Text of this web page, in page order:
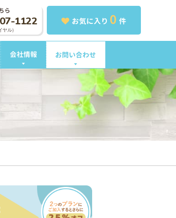
お気に入り 0 件
ら
1122
ル）
会社情報 お問い合わせ